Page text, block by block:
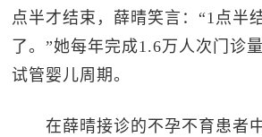
点半才结束，薛晴笑言：“1点半
了。”她每年完成1.6万人次门诊
试管婴儿周期。
在薛晴接诊的不孕不育患者